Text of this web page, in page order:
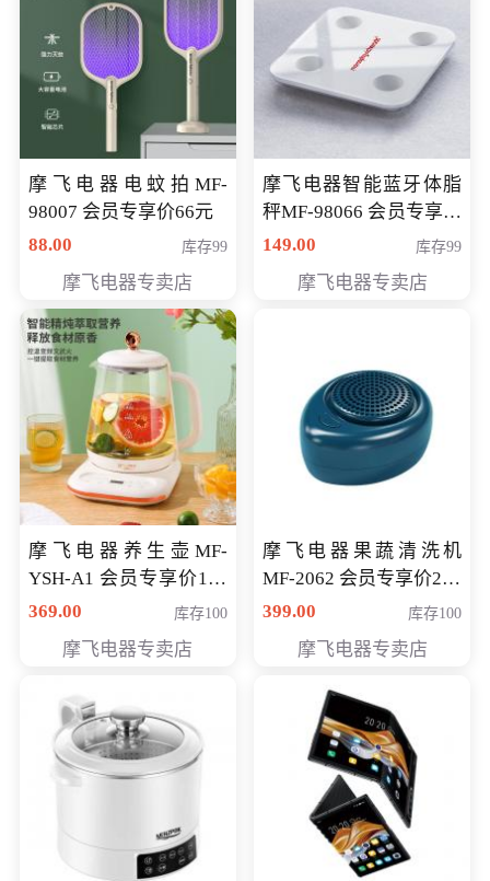
摩飞电器电蚊拍MF-
98007 会员专享价66元
88.00
库存99
摩飞电器专卖店
摩飞电器智能蓝牙体脂
秤MF-98066 会员专享价
98元
149.00 库存99
摩飞电器专卖店
摩飞电器养生壶MF-
YSH-A1 会员专享价198
元
369.00 库存100
摩飞电器专卖店
摩飞电器果蔬清洗机
MF-2062 会员专享价268
元
399.00 库存100
摩飞电器专卖店